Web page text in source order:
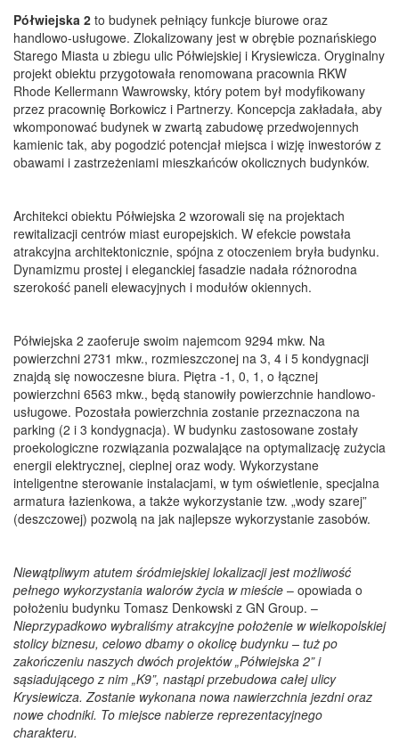
Półwiejska 2 to budynek pełniący funkcje biurowe oraz
handlowo-usługowe. Zlokalizowany jest w obrębie poznańskiego
Starego Miasta u zbiegu ulic Półwiejskiej i Krysiewicza. Oryginalny
projekt obiektu przygotowała renomowana pracownia RKW
Rhode Kellermann Wawrowsky, który potem był modyfikowany
przez pracownię Borkowicz i Partnerzy. Koncepcja zakładała, aby
wkomponować budynek w zwartą zabudowę przedwojennych
kamienic tak, aby pogodzić potencjał miejsca i wizję inwestorów z
obawami i zastrzeżeniami mieszkańców okolicznych budynków.
Architekci obiektu Półwiejska 2 wzorowali się na projektach
rewitalizacji centrów miast europejskich. W efekcie powstała
atrakcyjna architektonicznie, spójna z otoczeniem bryła budynku.
Dynamizmu prostej i eleganckiej fasadzie nadała różnorodna
szerokość paneli elewacyjnych i modułów okiennych.
Półwiejska 2 zaoferuje swoim najemcom 9294 mkw. Na
powierzchni 2731 mkw., rozmieszczonej na 3, 4 i 5 kondygnacji
znajdą się nowoczesne biura. Piętra -1, 0, 1, o łącznej
powierzchni 6563 mkw., będą stanowiły powierzchnie handlowo-
usługowe. Pozostała powierzchnia zostanie przeznaczona na
parking (2 i 3 kondygnacja). W budynku zastosowane zostały
proekologiczne rozwiązania pozwalające na optymalizację zużycia
energii elektrycznej, cieplnej oraz wody. Wykorzystane
inteligentne sterowanie instalacjami, w tym oświetlenie, specjalna
armatura łazienkowa, a także wykorzystanie tzw. „wody szarej”
(deszczowej) pozwolą na jak najlepsze wykorzystanie zasobów.
Niewątpliwym atutem śródmiejskiej lokalizacji jest możliwość
pełnego wykorzystania walorów życia w mieście – opowiada o
położeniu budynku Tomasz Denkowski z GN Group. –
Nieprzypadkowo wybraliśmy atrakcyjne położenie w wielkopolskiej
stolicy biznesu, celowo dbamy o okolicę budynku – tuż po
zakończeniu naszych dwóch projektów „Półwiejska 2” i
sąsiadującego z nim „K9”, nastąpi przebudowa całej ulicy
Krysiewicza. Zostanie wykonana nowa nawierzchnia jezdni oraz
nowe chodniki. To miejsce nabierze reprezentacyjnego
charakteru.